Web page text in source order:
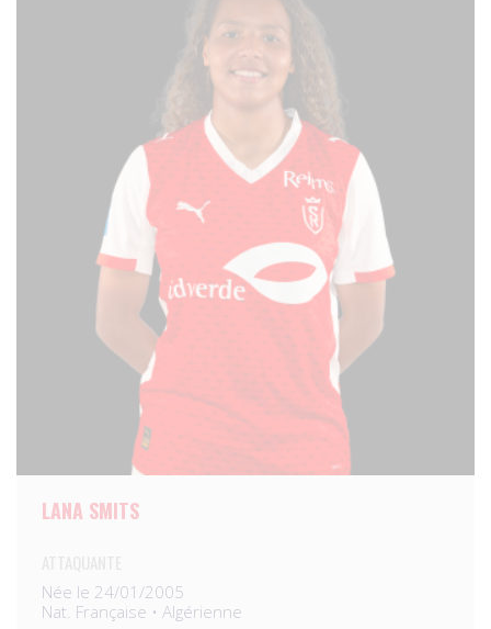
LANA SMITS
Née le 24/01/2005
Nat. Française • Algérienne